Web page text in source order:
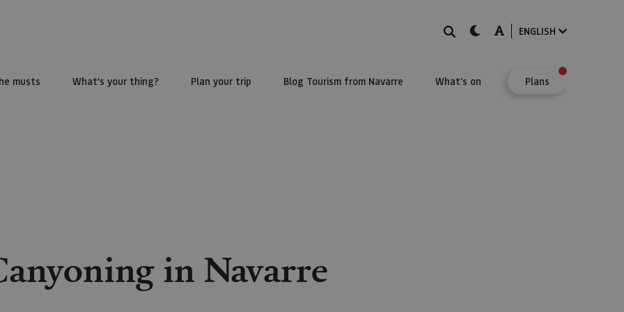
Searchdark-mode
A-modeENGLISH
musts What’s your thing? Plan your trip Blog Tourism from Navarre What's on Plans
in Navarre